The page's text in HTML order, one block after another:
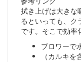
拭き上げは大きな
るといっても、ク
です。そこで効率
ブロワーで
（カルキを